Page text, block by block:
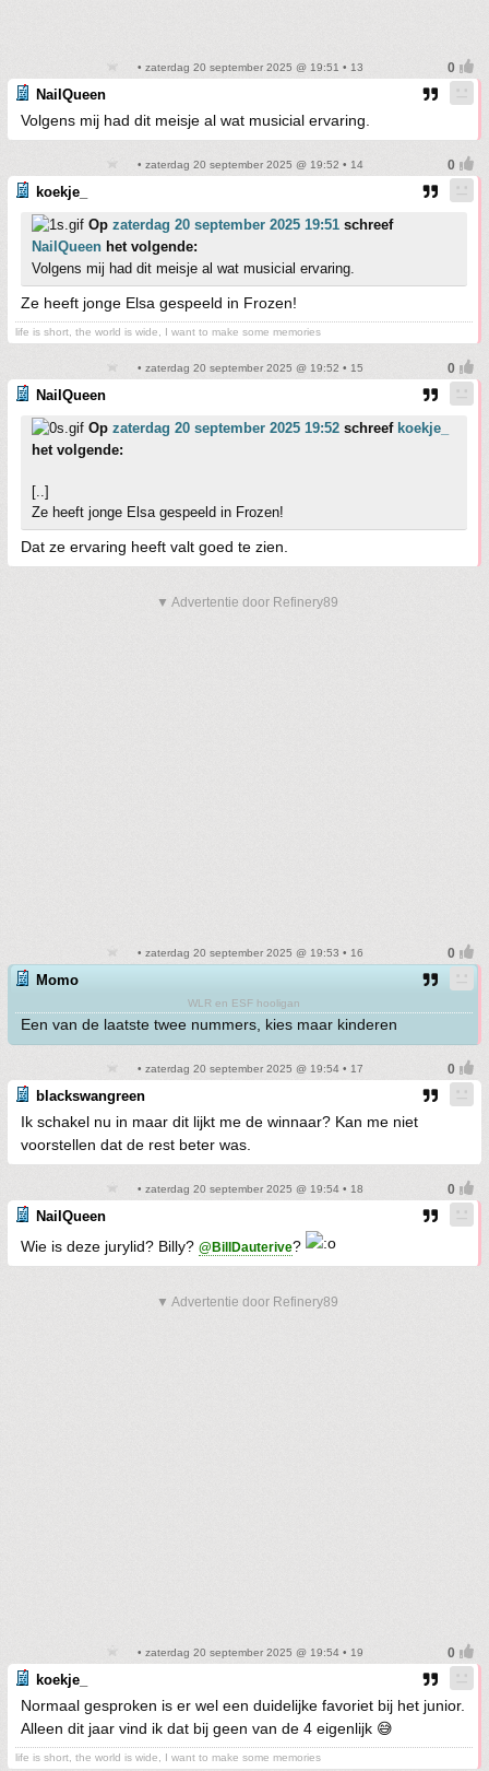
• zaterdag 20 september 2025 @ 19:51 • 13
NailQueen
Volgens mij had dit meisje al wat musicial ervaring.
• zaterdag 20 september 2025 @ 19:52 • 14
koekje_
Op zaterdag 20 september 2025 19:51 schreef
NailQueen het volgende:
Volgens mij had dit meisje al wat musicial ervaring.
Ze heeft jonge Elsa gespeeld in Frozen!
life is short, the world is wide, I want to make some memories
• zaterdag 20 september 2025 @ 19:52 • 15
NailQueen
Op zaterdag 20 september 2025 19:52 schreef koekje_
het volgende:
[..]
Ze heeft jonge Elsa gespeeld in Frozen!
Dat ze ervaring heeft valt goed te zien.
▼ Advertentie door Refinery89
• zaterdag 20 september 2025 @ 19:53 • 16
Momo
WLR en ESF hooligan
Een van de laatste twee nummers, kies maar kinderen
• zaterdag 20 september 2025 @ 19:54 • 17
blackswangreen
Ik schakel nu in maar dit lijkt me de winnaar? Kan me niet
voorstellen dat de rest beter was.
• zaterdag 20 september 2025 @ 19:54 • 18
NailQueen
Wie is deze jurylid? Billy? @BillDauterive?
▼ Advertentie door Refinery89
• zaterdag 20 september 2025 @ 19:54 • 19
koekje_
Normaal gesproken is er wel een duidelijke favoriet bij het junior.
Alleen dit jaar vind ik dat bij geen van de 4 eigenlijk 😅
life is short, the world is wide, I want to make some memories